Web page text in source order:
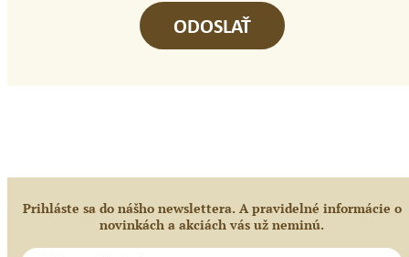
Prihláste sa do nášho newslettera. A pravidelné informácie o
novinkách a akciách vás už neminú.